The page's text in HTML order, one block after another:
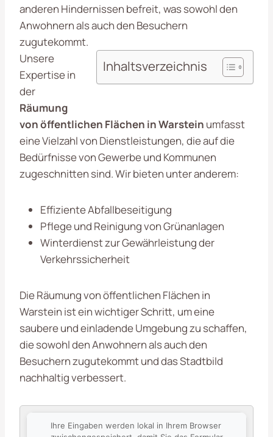
anderen Hindernissen befreit, was sowohl den
Anwohnern als auch den Besuchern
zugutekommt.
Inhaltsverzeichnis
Unsere
Expertise in
der
Räumung
von öffentlichen Flächen in Warstein umfasst
eine Vielzahl von Dienstleistungen, die auf die
Bedürfnisse von Gewerbe und Kommunen
zugeschnitten sind. Wir bieten unter anderem:
Effiziente Abfallbeseitigung
Pflege und Reinigung von Grünanlagen
Winterdienst zur Gewährleistung der
Verkehrssicherheit
Die Räumung von öffentlichen Flächen in
Warstein ist ein wichtiger Schritt, um eine
saubere und einladende Umgebung zu schaffen,
die sowohl den Anwohnern als auch den
Besuchern zugutekommt und das Stadtbild
nachhaltig verbessert.
Ihre Eingaben werden lokal in Ihrem Browser